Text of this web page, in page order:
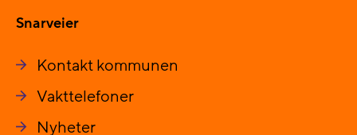
Snarveier
Kontakt kommunen
Vakttelefoner
Nyheter